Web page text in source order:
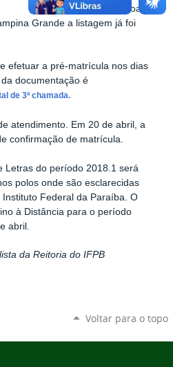
polos de João Pessoa e
Grande a listagem já foi
efetuar a pré-matrícula nos dias
documentação é
de 3ª chamada.
atendimento. Em 20 de abril, a
confirmação de matrícula.
Letras do período 2018.1 será
polos onde são esclarecidas
Federal da Paraíba. O
à Distância para o período
abril.
da Reitoria do IFPB
Voltar para o topo